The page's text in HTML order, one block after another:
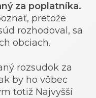
za poplatníka.
pretože
rozhodoval, sa
obciach.
rozsudok za
by ho vôbec
totiž Najvyšší